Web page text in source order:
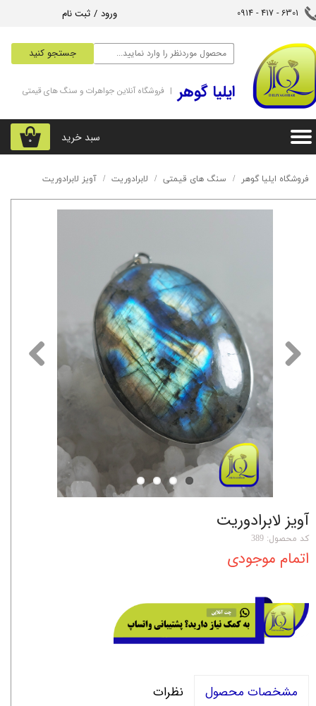
جستجو کنید
ورود / ثبت نام
تغییر گذر واژه
سفارشات
خروج از حساب کاربری
6301 - 417 - 0914​​​​​​​
۰ سبد خرید
‌ایلیا گوهر | فروشگاه آنلاین جواهرات و سنگ های قیمتی
فروشگاه ایلیا گوهر سنگ های قیمتی لابرادوریت آویز لابرادوریت
آویز لابرادوریت
کد محصول: 389
اتمام موجودی
مشخصات محصول نظرات